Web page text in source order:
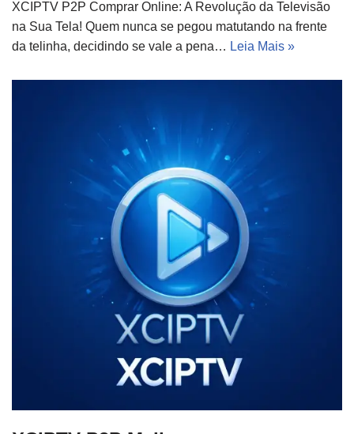
XCIPTV P2P Comprar Online: A Revolução da Televisão
na Sua Tela! Quem nunca se pegou matutando na frente
da telinha, decidindo se vale a pena… Leia Mais »